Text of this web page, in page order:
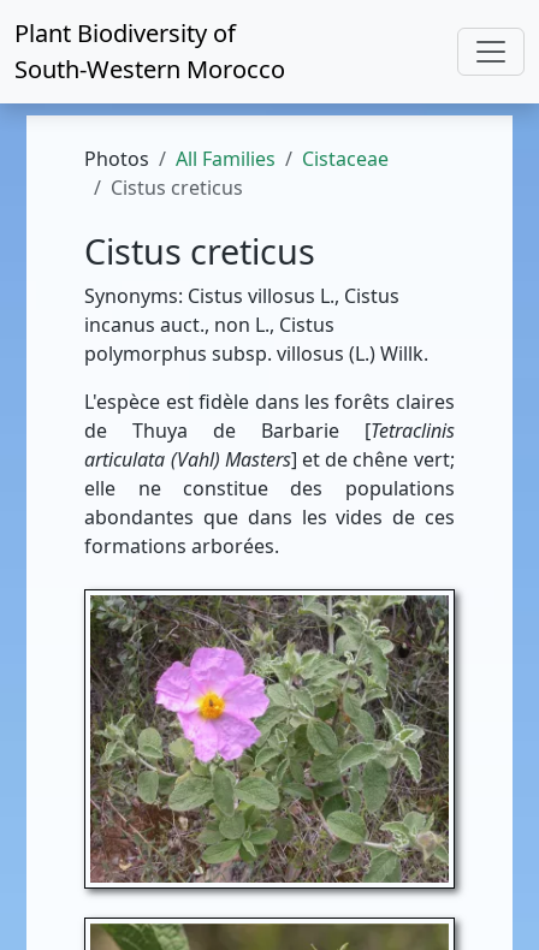
Plant Biodiversity of
South-Western Morocco
Photos All Families
Cistaceae
Cistus creticus
Cistus creticus
Synonyms: Cistus villosus L., Cistus
incanus auct., non L., Cistus
polymorphus subsp. villosus (L.) Willk.
L'espèce est fidèle dans les forêts claires
de Thuya de Barbarie [Tetraclinis
articulata (Vahl) Masters] et de chêne vert;
elle ne constitue des populations
abondantes que dans les vides de ces
formations arborées.